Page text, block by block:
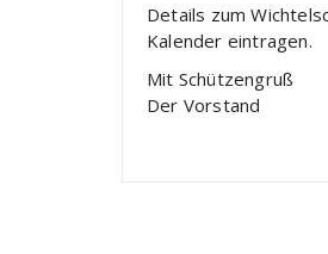
Details zum
Kalender eintragen.
Mit Schützengruß
Der Vorstand